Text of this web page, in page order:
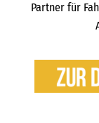
Partner für